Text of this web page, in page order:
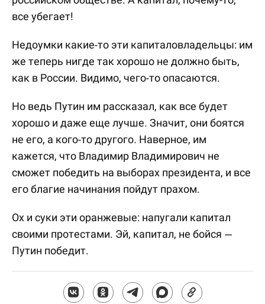
все убегает!
Недоумки какие-то эти капиталовладельцы: им
же теперь нигде так хорошо не должно быть,
как в России. Видимо, чего-то опасаются.
Но ведь Путин им рассказал, как все будет
хорошо и даже еще лучше. Значит, они боятся
не его, а кого-то другого. Наверное, им
кажется, что Владимир Владимирович не
сможет победить на выборах президента, и все
его благие начинания пойдут прахом.
Ох и суки эти оранжевые: напугали капитал
своими протестами. Эй, капитал, не бойся —
Путин победит.